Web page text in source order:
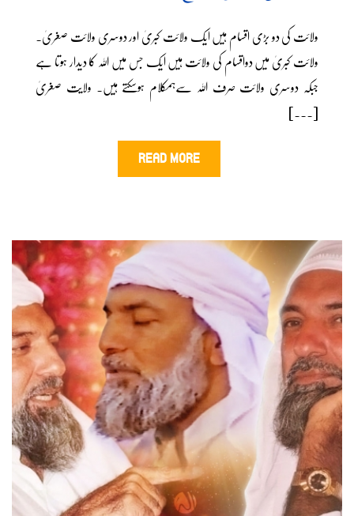
ولائت کی دو بڑی اقسام ہیں ایک ولائت کبریٰ اور دوسری ولائت صغریٰ۔
ولائت کبریٰ میں دواقسام کی ولائت ہیں ایک جس میں اللہ کا دیدار ہوتا ہے
جبکہ دوسری ولائت صرف اللہ سےہمکلام ہوسکتے ہیں۔ ولایت صغریٰ
[...]
READ MORE